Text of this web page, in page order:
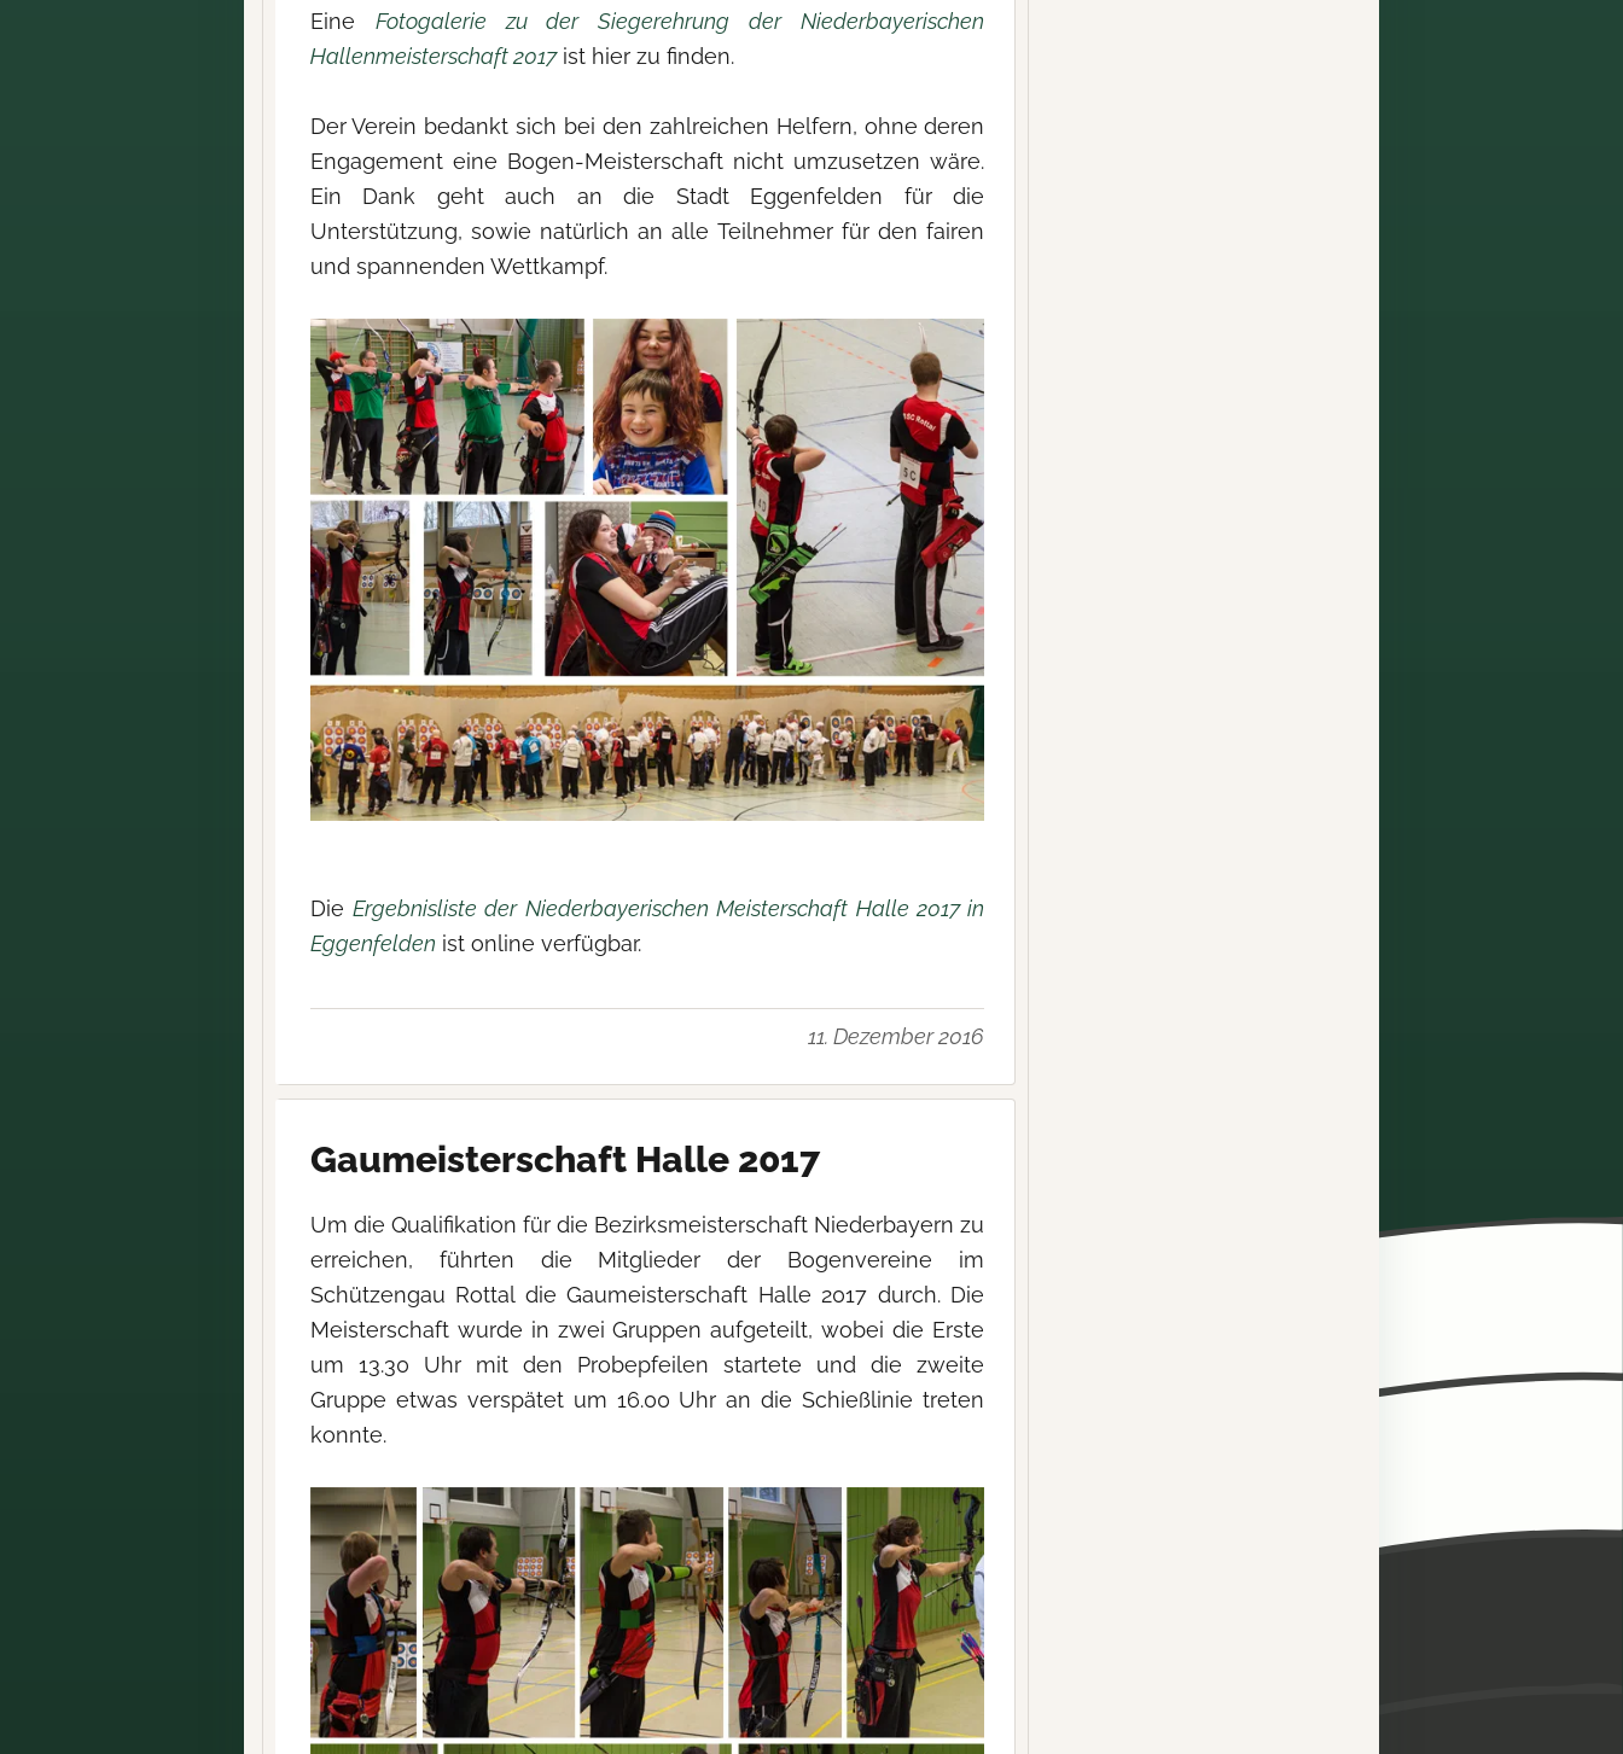
Eine Fotogalerie zu der Siegerehrung der Niederbayerischen
Hallenmeisterschaft 2017ist hier zu finden.
Der Verein bedankt sich bei den zahlreichen Helfern, ohne deren
Engagement eine Bogen-Meisterschaft nicht umzusetzen wäre.
Ein Dank geht auch an die Stadt Eggenfelden für die
Unterstützung, sowie natürlich an alle Teilnehmer für den fairen
und spannenden Wettkampf.
Die Ergebnisliste der Niederbayerischen Meisterschaft Halle 2017 in
Eggenfelden ist online verfügbar.
11. Dezember 2016
Gaumeisterschaft Halle 2017
Um die Qualifikation für die Bezirksmeisterschaft Niederbayern zu
erreichen, führten die Mitglieder der Bogenvereine im
Schützengau Rottal die Gaumeisterschaft Halle 2017 durch. Die
Meisterschaft wurde in zwei Gruppen aufgeteilt, wobei die Erste
um 13.30 Uhr mit den Probepfeilen startete und die zweite
Gruppe etwas verspätet um 16.00 Uhr an die Schießlinie treten
konnte.